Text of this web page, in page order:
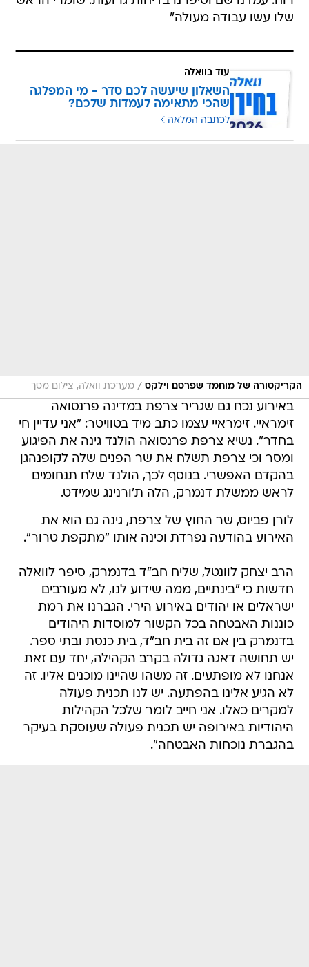
שלו עשו עבודה מעולה"
עוד בוואלה
השאלון שיעשה לכם סדר - מי המפלגה
שהכי מתאימה לעמדות שלכם?
לכתבה המלאה
הקריקטורה של מוחמד שפרסם וילקס / מערכת וואלה, צילום מסך
באירוע נכח גם שגריר צרפת במדינה פרנסואה
זימראיי. זימראיי עצמו כתב מיד בטוויטר: "אני עדיין חי
בחדר". נשיא צרפת פרנסואה הולנד גינה את הפיגוע
ומסר וכי צרפת תשלח את שר הפנים שלה לקופנהגן
בהקדם האפשרי. בנוסף לכך, הולנד שלח תנחומים
לראש ממשלת דנמרק, הלה ת'ורנינג שמידט.
לורן פביוס, שר החוץ של צרפת, גינה גם הוא את
האירוע בהודעה נפרדת וכינה אותו "מתקפת טרור".
הרב יצחק לוונטל, שליח חב"ד בדנמרק, סיפר לוואלה
חדשות כי "בינתיים, ממה שידוע לנו, לא מעורבים
ישראלים או יהודים באירוע הירי. הגברנו את רמת
כוננות האבטחה בכל הקשור למוסדות היהודים
בדנמרק בין אם זה בית חב"ד, בית כנסת ובתי ספר.
יש תחושה דאגה גדולה בקרב הקהילה, יחד עם זאת
אנחנו לא מופתעים. זה משהו שהיינו מוכנים אליו. זה
לא הגיע אלינו בהפתעה. יש לנו תכנית פעולה
למקרים כאלו. אני חייב לומר שלכל הקהילות
היהודיות באירופה יש תכנית פעולה שעוסקת בעיקר
בהגברת נוכחות האבטחה".